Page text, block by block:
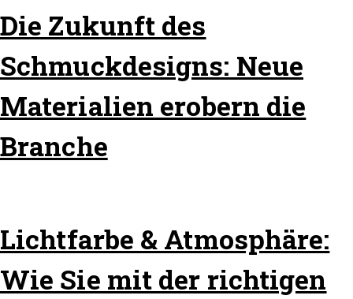
Die Zukunft des
Schmuckdesigns: Neue
Materialien erobern die
Branche
Lichtfarbe & Atmosphäre:
Wie Sie mit der richtigen